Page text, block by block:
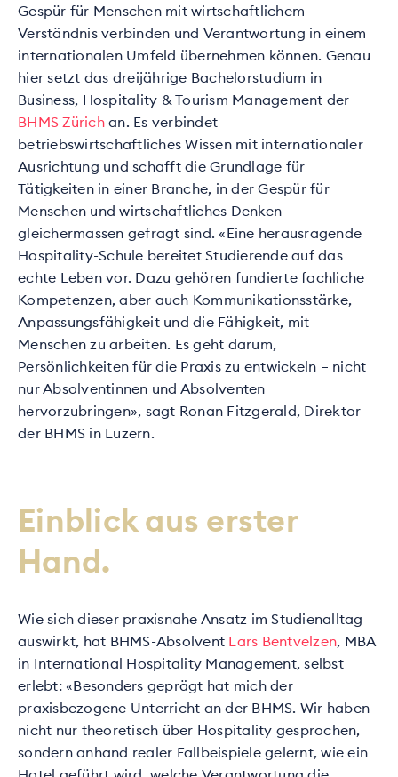
Gespür für Menschen mit wirtschaftlichem
Verständnis verbinden und Verantwortung in einem
internationalen Umfeld übernehmen können. Genau
hier setzt das dreijährige Bachelorstudium in
Business, Hospitality & Tourism Management der
BHMS Zürich an. Es verbindet
betriebswirtschaftliches Wissen mit internationaler
Ausrichtung und schafft die Grundlage für
Tätigkeiten in einer Branche, in der Gespür für
Menschen und wirtschaftliches Denken
gleichermassen gefragt sind. «Eine herausragende
Hospitality-Schule bereitet Studierende auf das
echte Leben vor. Dazu gehören fundierte fachliche
Kompetenzen, aber auch Kommunikationsstärke,
Anpassungsfähigkeit und die Fähigkeit, mit
Menschen zu arbeiten. Es geht darum,
Persönlichkeiten für die Praxis zu entwickeln – nicht
nur Absolventinnen und Absolventen
hervorzubringen», sagt Ronan Fitzgerald, Direktor
der BHMS in Luzern.
Einblick aus erster
Hand.
Wie sich dieser praxisnahe Ansatz im Studienalltag
auswirkt, hat BHMS-Absolvent Lars Bentvelzen, MBA
in International Hospitality Management, selbst
erlebt: «Besonders geprägt hat mich der
praxisbezogene Unterricht an der BHMS. Wir haben
nicht nur theoretisch über Hospitality gesprochen,
sondern anhand realer Fallbeispiele gelernt, wie ein